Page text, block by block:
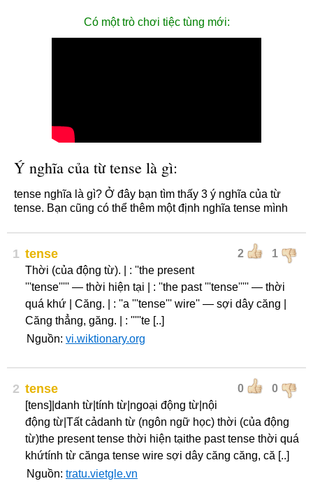
Có một trò chơi tiệc tùng mới:
Ý nghĩa của từ tense là gì:
tense nghĩa là gì? Ở đây bạn tìm thấy 3 ý nghĩa của từ
tense. Bạn cũng có thể thêm một định nghĩa tense mình
1 2 1
tense
Thời (của động từ). | : ''the present
'''tense''''' — thời hiện tại | : ''the past '''tense''''' — thời
quá khứ | Căng. | : ''a '''tense''' wire'' — sợi dây căng |
Căng thẳng, găng. | : '''''te [..]
Nguồn: vi.wiktionary.org
2 0 0
tense
[tens]|danh từ|tính từ|ngoại động từ|nội
động từ|Tất cảdanh từ (ngôn ngữ học) thời (của động
từ)the present tense thời hiện tạithe past tense thời quá
khứtính từ cănga tense wire sợi dây căng căng, că [..]
Nguồn: tratu.vietgle.vn